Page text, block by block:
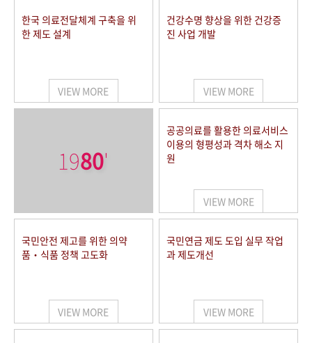
한국 의료전달체계 구축을 위
한 제도 설계
VIEW MORE
건강수명 향상을 위한 건강증
진 사업 개발
VIEW MORE
1980'
공공의료를 활용한 의료서비스
이용의 형평성과 격차 해소 지
원
VIEW MORE
국민안전 제고를 위한 의약
품‧식품 정책 고도화
VIEW MORE
국민연금 제도 도입 실무 작업
과 제도개선
VIEW MORE